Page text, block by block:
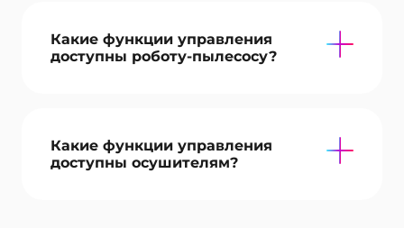
Какие функции управления
доступны роботу-пылесосу?
Какие функции управления
доступны осушителям?